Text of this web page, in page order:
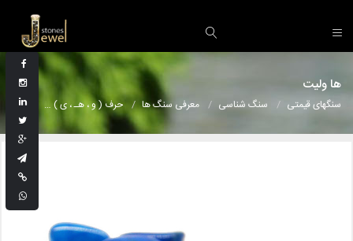
ها ولیت
سنگهای قیمتی سنگ شناسی معرفی سنگ ها حرف ( و ، هـ ، ی ) ها ولیت